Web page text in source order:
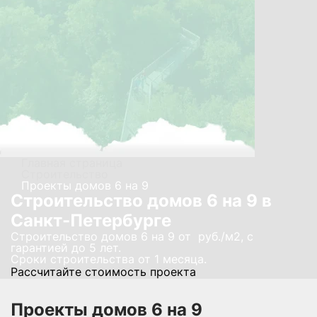
Проекты домов 6 на 9
Строительство домов 6 на 9 в
Санкт-Петербурге
Строительство домов 6 на 9 от руб./м2, с
гарантией до 5 лет.
Сроки строительства от 1 месяца.
Рассчитайте стоимость проекта
Проекты домов 6 на 9